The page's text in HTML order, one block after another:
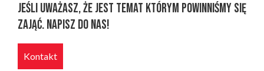
Jeśli uważasz, że jest temat którym powinniśmy się
zająć. Napisz do nas!
Kontakt